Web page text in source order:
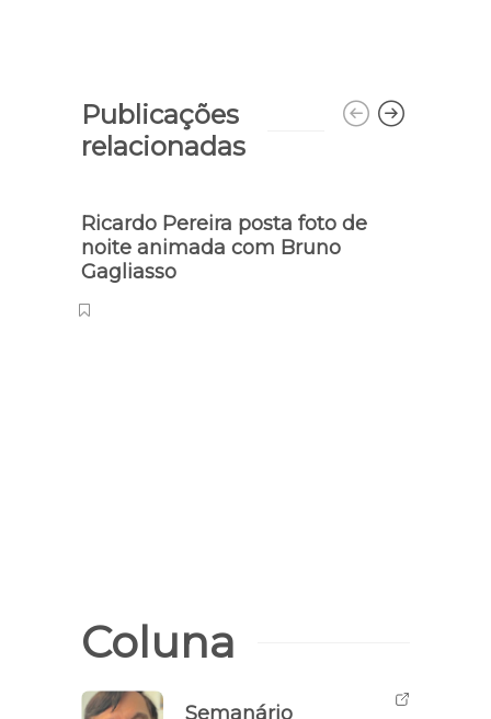
Publicações
relacionadas
Ricardo Pereira posta foto de
noite animada com Bruno
Gagliasso
Coluna
Semanário